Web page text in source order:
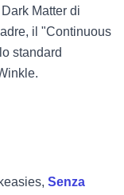
Matter di
il "Continuous
standard
Senza